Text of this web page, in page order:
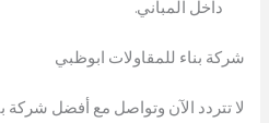
داخل المباني.
شركة بناء للمقاولات ابوظبي
لا تتردد الآن وتواصل مع أفضل شركة